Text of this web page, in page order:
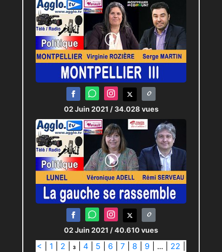
02 Juin 2021 / 34.028 vues
02 Juin 2021 / 40.610 vues
< 1 2 3 4 5 6 7 8 9 ... 22